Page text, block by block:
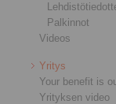
Palkinnot
Videos
Yritys
Your benefit is
Yrityksen video